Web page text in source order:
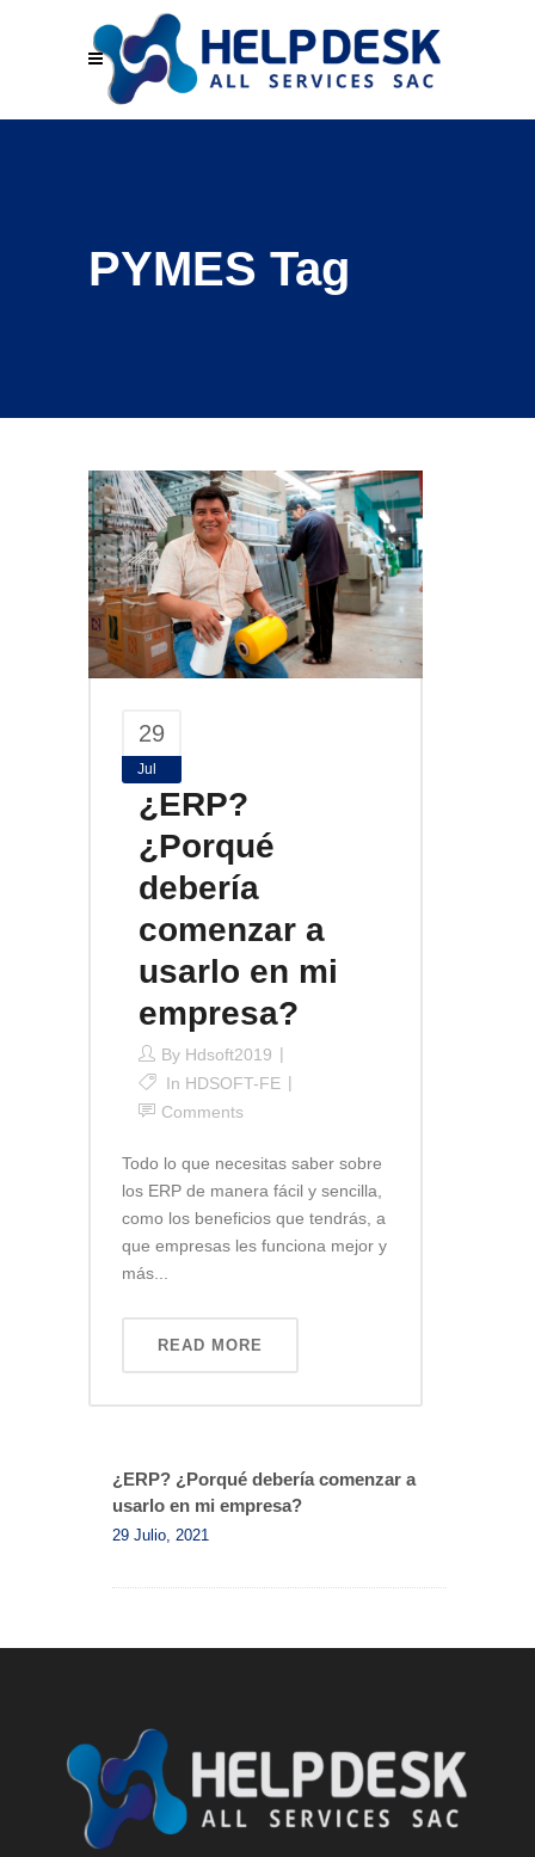
PYMES Tag
29
Jul
¿ERP?
¿Porqué
debería
comenzar a
usarlo en mi
empresa?
By Hdsoft2019
In HDSOFT-FE
Comments
Todo lo que necesitas saber sobre
los ERP de manera fácil y sencilla,
como los beneficios que tendrás, a
que empresas les funciona mejor y
más...
READ MORE
¿ERP? ¿Porqué debería comenzar a
usarlo en mi empresa?
29 Julio, 2021